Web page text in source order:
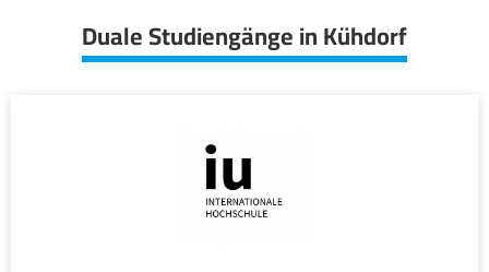
Duale Studiengänge in Kühdorf